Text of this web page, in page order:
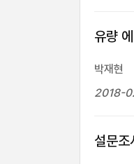
유량
박재현
2018-
설문